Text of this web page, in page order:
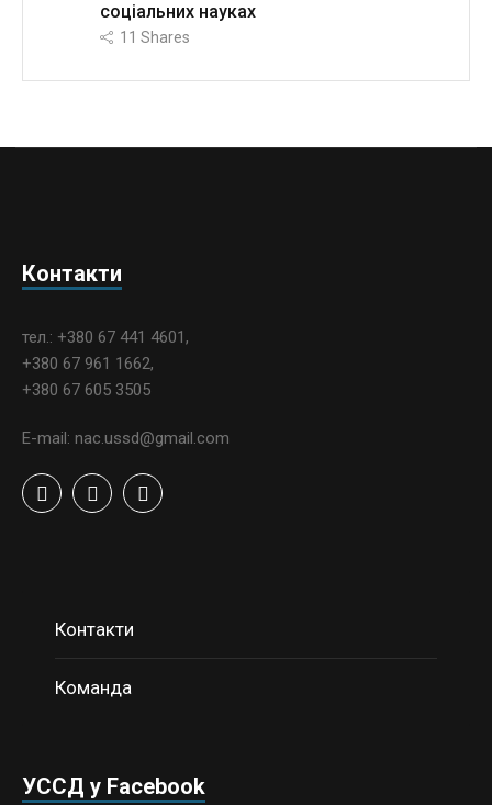
соціальних науках
11 Shares
Контакти
тел.: +380 67 441 4601,
+380 67 961 1662,
+380 67 605 3505
E-mail: nac.ussd@gmail.com
Контакти
Команда
УССД у Facebook